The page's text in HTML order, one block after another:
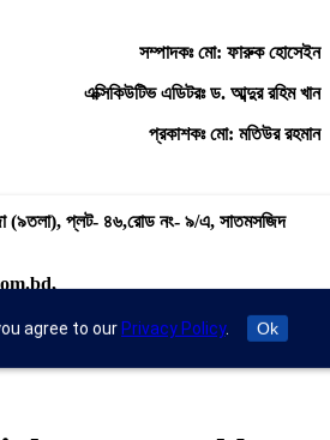
সম্পাদকঃ মো: ফারুক হোসেইন
এক্সিকিউটিভ এডিটরঃ ড. আব্দুর রহিম খান
প্রকাশকঃ মো: মতিউর রহমান
(৯তলা), প্লট- ৪৬,রোড নং- ৯/এ, সাতমসজিদ
agree to our Privacy Policy. Ok